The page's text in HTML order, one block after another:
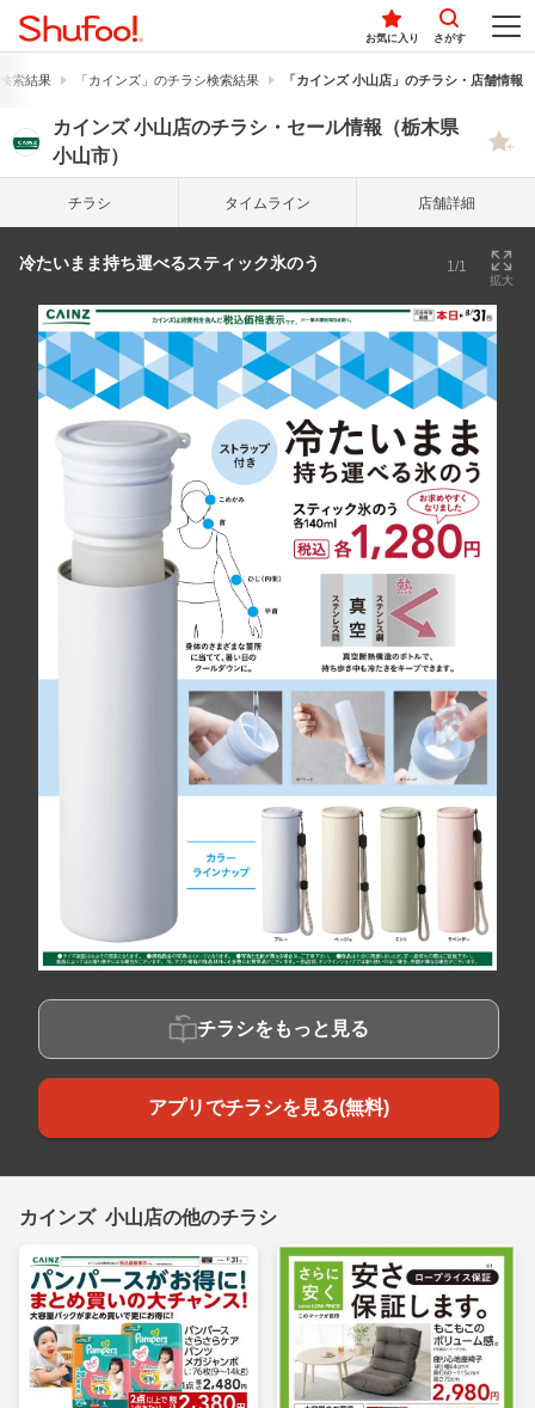
お気に入り さがす
索結果 「カインズ」のチラシ検索結果 「カインズ 小山店」のチラシ・店舗情報
カインズ 小山店のチラシ・セール情報（栃木県
小山市）
チラシ タイム ライン 店舗詳細
冷たいまま持ち運べるスティック氷のう 1/1
拡大
チラシをもっと見る
アプリでチラシを見る(無料)
カインズ 小山店の他のチラシ